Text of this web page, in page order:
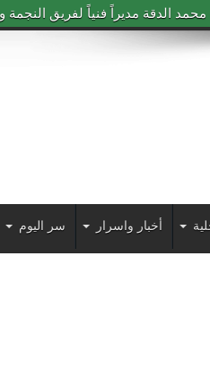
الدقة مديراً فنياً لفريق النجمة
أخبار واسرار سر اليوم